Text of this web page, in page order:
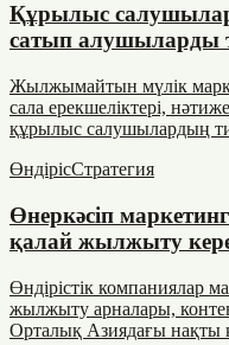
Құрылыс
сатып алушыларды
Жылжымайтын мүлік
сала ерекшеліктері,
құрылыс салушылардың
ӨндірісСтратегия
Өнеркәсіп
қалай жылжыту
Өндірістік компаниялар
жылжыту арналары,
Орталық Азиядағы нақты